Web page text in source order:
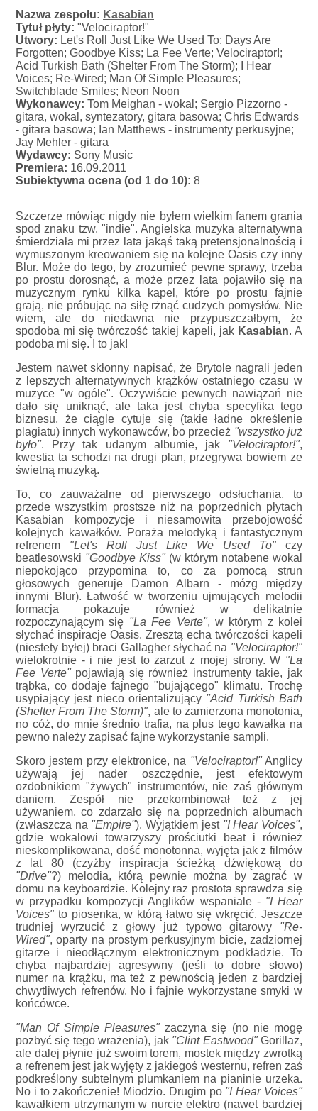
Nazwa zespołu: Kasabian
Tytuł płyty: "Velociraptor!"
Utwory: Let's Roll Just Like We Used To; Days Are
Forgotten; Goodbye Kiss; La Fee Verte; Velociraptor!;
Acid Turkish Bath (Shelter From The Storm); I Hear
Voices; Re-Wired; Man Of Simple Pleasures;
Switchblade Smiles; Neon Noon
Wykonawcy: Tom Meighan - wokal; Sergio Pizzorno -
gitara, wokal, syntezatory, gitara basowa; Chris Edwards
- gitara basowa; Ian Matthews - instrumenty perkusyjne;
Jay Mehler - gitara
Wydawcy: Sony Music
Premiera: 16.09.2011
Subiektywna ocena (od 1 do 10): 8
Szczerze mówiąc nigdy nie byłem wielkim fanem grania
spod znaku tzw. "indie". Angielska muzyka alternatywna
śmierdziała mi przez lata jakąś taką pretensjonalnością i
wymuszonym kreowaniem się na kolejne Oasis czy inny
Blur. Może do tego, by zrozumieć pewne sprawy, trzeba
po prostu dorosnąć, a może przez lata pojawiło się na
muzycznym rynku kilka kapel, które po prostu fajnie
grają, nie próbując na siłę rżnąć cudzych pomysłów. Nie
wiem, ale do niedawna nie przypuszczałbym, że
spodoba mi się twórczość takiej kapeli, jak Kasabian. A
podoba mi się. I to jak!
Jestem nawet skłonny napisać, że Brytole nagrali jeden
z lepszych alternatywnych krążków ostatniego czasu w
muzyce "w ogóle". Oczywiście pewnych nawiązań nie
dało się uniknąć, ale taka jest chyba specyfika tego
biznesu, że ciągle cytuje się (takie ładne określenie
plagiatu) innych wykonawców, bo przecież "wszystko już
było". Przy tak udanym albumie, jak "Velociraptor!",
kwestia ta schodzi na drugi plan, przegrywa bowiem ze
świetną muzyką.
To, co zauważalne od pierwszego odsłuchania, to
przede wszystkim prostsze niż na poprzednich płytach
Kasabian kompozycje i niesamowita przebojowość
kolejnych kawałków. Poraża melodyką i fantastycznym
refrenem "Let's Roll Just Like We Used To"czy
beatlesowski "Goodbye Kiss"(w którym notabene wokal
niepokojąco przypomina to, co za pomocą strun
głosowych generuje Damon Albarn - mózg między
innymi Blur). Łatwość w tworzeniu ujmujących melodii
formacja pokazuje również w delikatnie
rozpoczynającym się "La Fee Verte", w którym z kolei
słychać inspiracje Oasis. Zresztą echa twórczości kapeli
(niestety byłej) braci Gallagher słychać na "Velociraptor!"
wielokrotnie - i nie jest to zarzut z mojej strony. W "La
Fee Verte"pojawiają się również instrumenty takie, jak
trąbka, co dodaje fajnego "bujającego" klimatu. Trochę
usypiający jest nieco orientalizujący "Acid Turkish Bath
(Shelter From The Storm)", ale to zamierzona monotonia,
no cóż, do mnie średnio trafia, na plus tego kawałka na
pewno należy zapisać fajne wykorzystanie sampli.
Skoro jestem przy elektronice, na "Velociraptor!"Anglicy
używają jej nader oszczędnie, jest efektowym
ozdobnikiem "żywych" instrumentów, nie zaś głównym
daniem. Zespół nie przekombinował też z jej
używaniem, co zdarzało się na poprzednich albumach
(zwłaszcza na "Empire"). Wyjątkiem jest "I Hear Voices",
gdzie wokalowi towarzyszy prościutki beat i również
nieskomplikowana, dość monotonna, wyjęta jak z filmów
z lat 80 (czyżby inspiracja ścieżką dźwiękową do
"Drive"?) melodia, którą pewnie można by zagrać w
domu na keyboardzie. Kolejny raz prostota sprawdza się
w przypadku kompozycji Anglików wspaniale - "I Hear
Voices"to piosenka, w którą łatwo się wkręcić. Jeszcze
trudniej wyrzucić z głowy już typowo gitarowy "Re-
Wired", oparty na prostym perkusyjnym bicie, zadziornej
gitarze i nieodłącznym elektronicznym podkładzie. To
chyba najbardziej agresywny (jeśli to dobre słowo)
numer na krążku, ma też z pewnością jeden z bardziej
chwytliwych refrenów. No i fajnie wykorzystane smyki w
końcówce.
"Man Of Simple Pleasures"zaczyna się (no nie mogę
pozbyć się tego wrażenia), jak "Clint Eastwood"Gorillaz,
ale dalej płynie już swoim torem, mostek między zwrotką
a refrenem jest jak wyjęty z jakiegoś westernu, refren zaś
podkreślony subtelnym plumkaniem na pianinie urzeka.
No i to zakończenie! Miodzio. Drugim po "I Hear Voices"
kawałkiem utrzymanym w nurcie elektro (nawet bardziej